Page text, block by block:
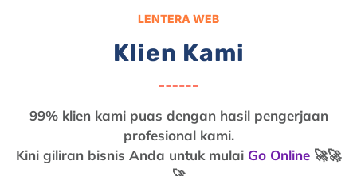
LENTERA WEB
Klien Kami
99% klien kami puas dengan hasil pengerjaan
profesional kami.
Kini giliran bisnis Anda untuk mulai Go Online 🚀🚀